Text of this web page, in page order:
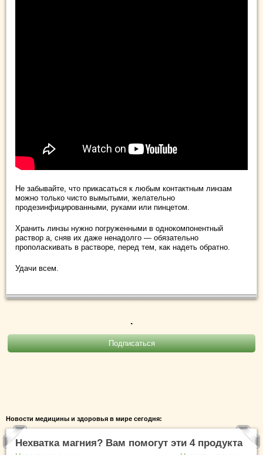
Не забывайте, что прикасаться к любым контактным линзам
можно только чисто вымытыми, желательно
продезинфицированными, руками или пинцетом.
Хранить линзы нужно погруженными в однокомпонентный
раствор а, сняв их даже ненадолго — обязательно
прополаскивать в растворе, перед тем, как надеть обратно.
Удачи всем.
.
Новости медицины и здоровья в мире сегодня:
Нехватка магния? Вам помогут эти 4 продукта